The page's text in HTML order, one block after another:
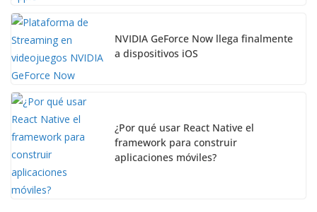
NVIDIA GeForce Now llega finalmente
a dispositivos iOS
¿Por qué usar React Native el
framework para construir
aplicaciones móviles?